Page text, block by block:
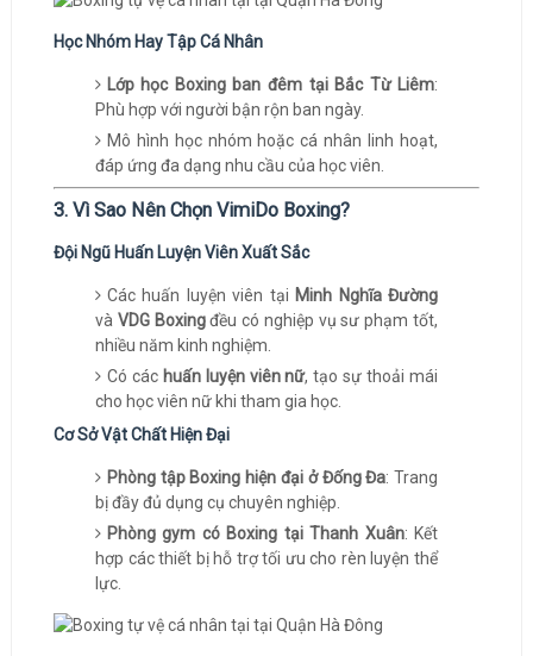
Học Nhóm Hay Tập Cá Nhân
Lớp học Boxing ban đêm tại Bắc Từ Liêm:
Phù hợp với người bận rộn ban ngày.
Mô hình học nhóm hoặc cá nhân linh hoạt,
đáp ứng đa dạng nhu cầu của học viên.
3. Vì Sao Nên Chọn VimiDo Boxing?
Đội Ngũ Huấn Luyện Viên Xuất Sắc
Các huấn luyện viên tại Minh Nghĩa Đường
và VDG Boxingđều có nghiệp vụ sư phạm tốt,
nhiều năm kinh nghiệm.
Có các huấn luyện viên nữ, tạo sự thoải mái
cho học viên nữ khi tham gia học.
Cơ Sở Vật Chất Hiện Đại
Phòng tập Boxing hiện đại ở Đống Đa: Trang
bị đầy đủ dụng cụ chuyên nghiệp.
Phòng gym có Boxing tại Thanh Xuân: Kết
hợp các thiết bị hỗ trợ tối ưu cho rèn luyện thể
lực.